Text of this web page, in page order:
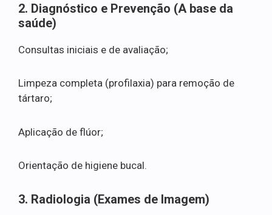
2. Diagnóstico e Prevenção (A base da
saúde)
Consultas iniciais e de avaliação;
Limpeza completa (profilaxia) para remoção de
tártaro;
Aplicação de flúor;
Orientação de higiene bucal.
3. Radiologia (Exames de Imagem)